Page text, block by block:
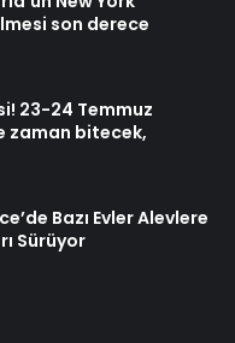
son derece
23-24 Temmuz
zaman bitecek,
Bazı Evler Alevlere
Sürüyor